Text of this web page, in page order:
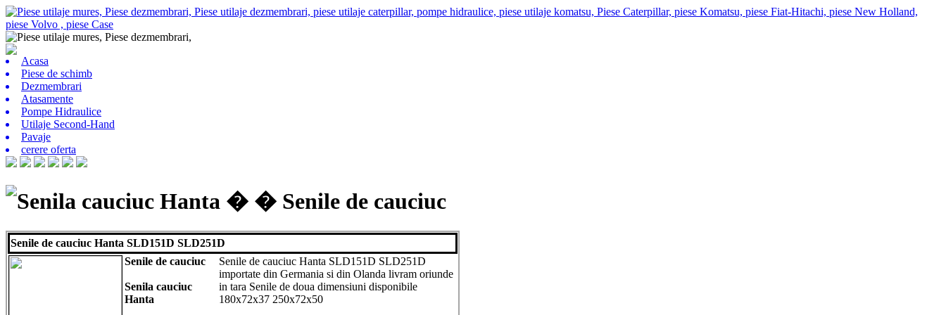
Acasa
Piese de schimb
Dezmembrari
Atasamente
Pompe Hidraulice
Utilaje Second-Hand
Pavaje
cerere oferta
Senila cauciuc Hanta � � Senile de cauciuc
Senile de cauciuc Hanta SLD151D SLD251D
Senile de cauciuc
Senila cauciuc
Hanta
Senile de cauciuc Hanta SLD151D SLD251D
importate din Germania si din Olanda livram oriunde
in tara Senile de doua dimensiuni disponibile
180x72x37 250x72x50